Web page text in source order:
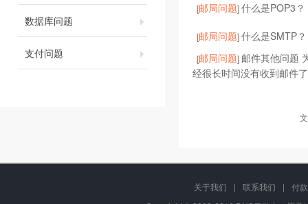
数据库问题
支付问题
[邮局问题]什么是POP3？
[邮局问题]什么是SMTP？
[邮局问题] 邮件其他问题
经很长时间没有收到邮件
关于我们 | 联系我们 |
付